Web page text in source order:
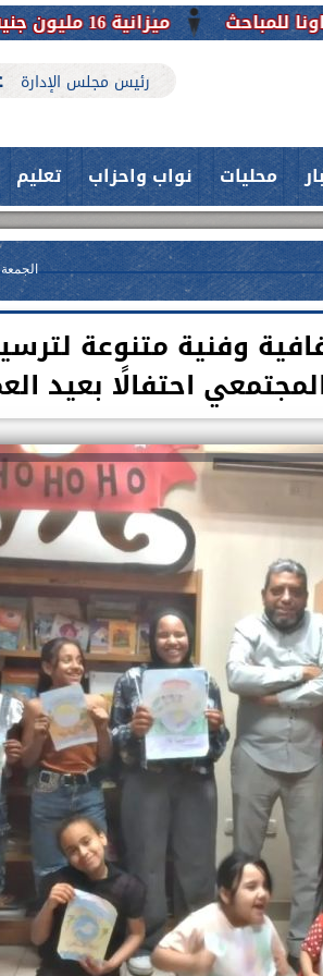
رئيس مجلس الإدارة
محليات نواب واحزاب تعليم
الجمعة، 8 مايو
وفنية متنوعة
احتفالًا بعيد
حدث
فريق
والحنجرة
اعلن الدكتور طارق على ، القائم بأعمال
رئيس جامعة بني سويف نجاحاً طبياً
جديد بمستشفيات الجامعة...